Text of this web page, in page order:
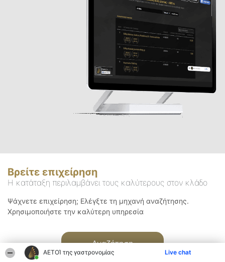
ΑΕΤΟΊ της γαστρονομίας Live chat
Βρείτε επιχείρηση
Η κατάταξη περιλαμβάνει τους καλύτερους στον κλάδο
Ψάχνετε επιχείρηση; Ελέγξτε τη μηχανή αναζήτησης.
Χρησιμοποιήστε την καλύτερη υπηρεσία
Αναζήτηση